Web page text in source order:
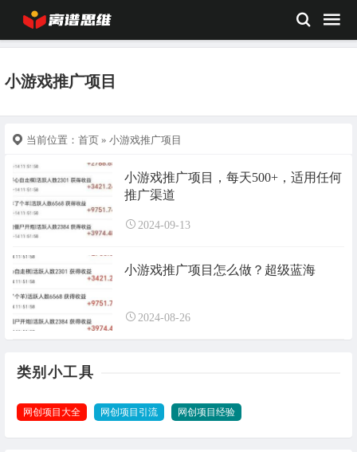
小游戏推广项目
当前位置： 首页 » 小游戏推广项目
小游戏推广项目，每天500+，适用任何
推广渠道
2024-09-13
小游戏推广项目怎么做？超级蓝海
2024-08-26
类别小工具
网创项目大全 网创项目引流 网创项目经验